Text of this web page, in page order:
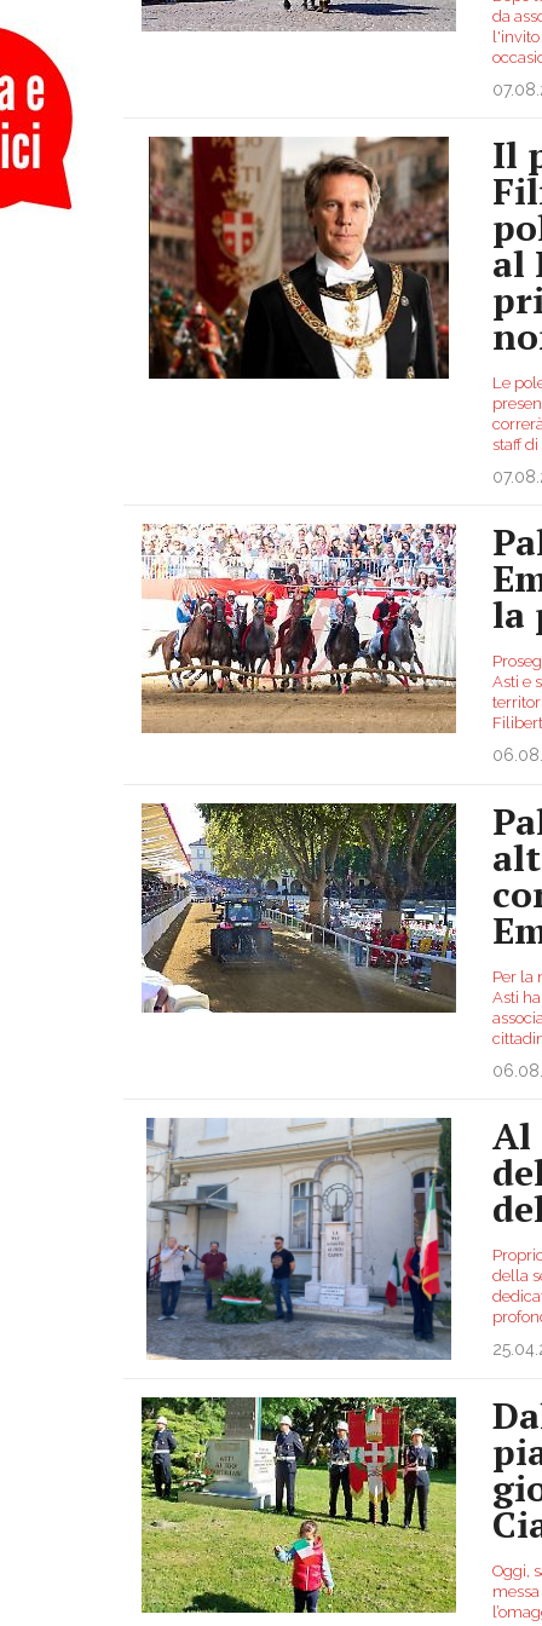
da
Il
al
Le
staff
la
Asti e
Per la
Asti
Al
della
Oggi,